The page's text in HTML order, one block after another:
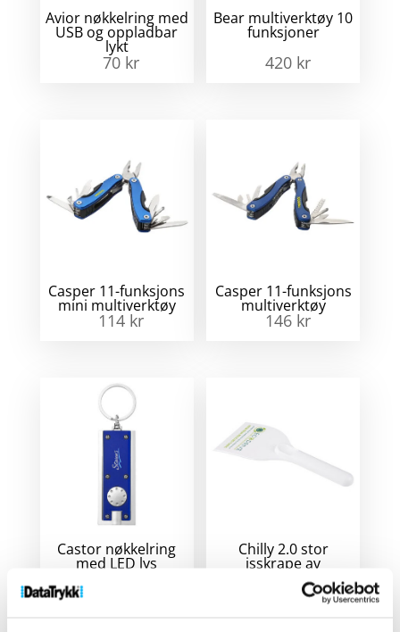
Avior nøkkelring med
USB og oppladbar
lykt
70 kr
Bear multiverktøy 10
funksjoner
420 kr
Casper 11-funksjons
mini multiverktøy
114 kr
Casper 11-funksjons
multiverktøy
146 kr
Castor nøkkelring
med LED lys
7
Chilly 2.0 stor
isskrape av
resirkulert plast
kr